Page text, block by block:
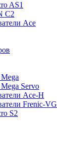
AS1
C2
Ace
Servo
Ace-H
Frenic-VG
S2